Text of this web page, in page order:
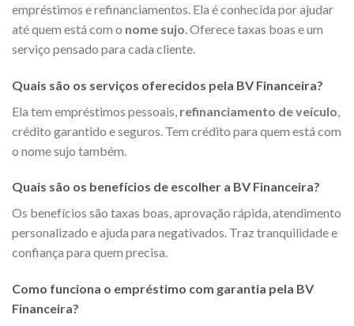
empréstimos e refinanciamentos. Ela é conhecida por ajudar
até quem está com o nome sujo . Oferece taxas boas e um
serviço pensado para cada cliente.
Quais são os serviços oferecidos pela BV Financeira?
Ela tem empréstimos pessoais, refinanciamento de veículo
crédito garantido e seguros. Tem crédito para quem está com
o nome sujo também.
Quais são os benefícios de escolher a BV Financeira?
Os benefícios são taxas boas, aprovação rápida, atendimento
personalizado e ajuda para negativados. Traz tranquilidade e
confiança para quem precisa.
Como funciona o empréstimo com garantia pela BV
Financeira?